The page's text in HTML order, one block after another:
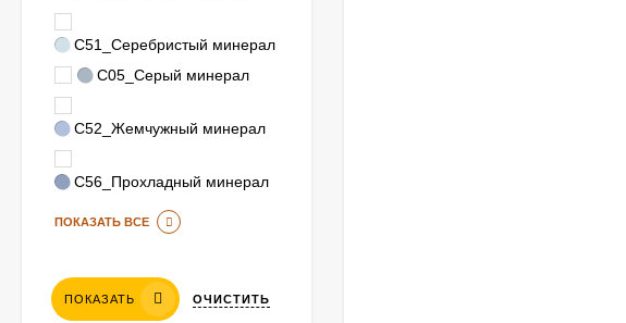
C51_Серебристый минерал
C05_Серый минерал
C52_Жемчужный минерал
C56_Прохладный минерал
ПОКАЗАТЬ ВСЕ
ПОКАЗАТЬ ОЧИСТИТЬ
Гибкая черепица
Certainteed СТ 20
975₽
Снегозадержатель
трубчатый
универсальный